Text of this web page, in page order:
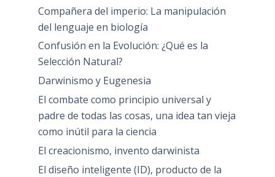
Compañera del imperio: La manipulación
del lenguaje en biología
Confusión en la Evolución: ¿Qué es la
Selección Natural?
Darwinismo y Eugenesia
El combate como principio universal y
padre de todas las cosas, una idea tan vieja
como inútil para la ciencia
El creacionismo, invento darwinista
El diseño inteligente (ID), producto de la